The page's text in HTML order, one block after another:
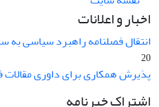
اخبار و اعلانات
انتقال فصلنامه راهبرد سیاسی
20
پذیرش همکاری برای داوری مقالات
اشتراک خبرنامه